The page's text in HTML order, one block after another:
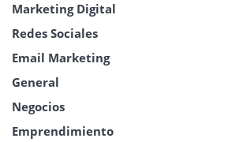
Marketing Digital
Redes Sociales
Email Marketing
General
Negocios
Emprendimiento